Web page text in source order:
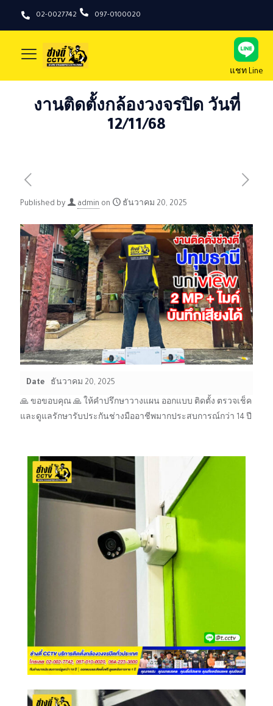
02-0027742 097-0100020
แชท Line
งานติดตั้งกล้องวงจรปิด วันที่
12/11/68
Published by admin on ธันวาคม 20, 2025
Date ธันวาคม 20, 2025
🙏 ขอขอบคุณ 🙏 ให้คำปรึกษาวางแผน ออกแบบ ติดตั้ง ตรวจเช็ค
และดูแลรักษารับประกันช่างมืออาชีพมากประสบการณ์กว่า 14 ปี